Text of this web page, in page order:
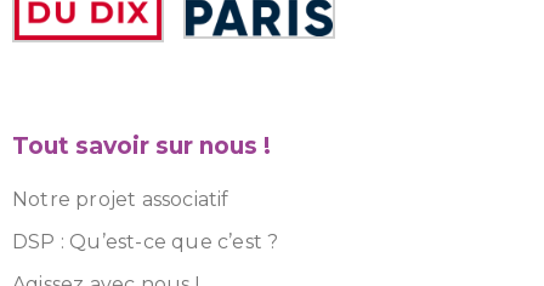
Tout savoir sur nous !
Notre projet associatif
DSP : Qu’est-ce que c’est ?